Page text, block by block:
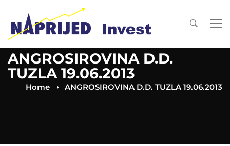
ANGROSIROVINA D.D.
TUZLA 19.06.2013
Home ANGROSIROVINA D.D. TUZLA 19.06.2013